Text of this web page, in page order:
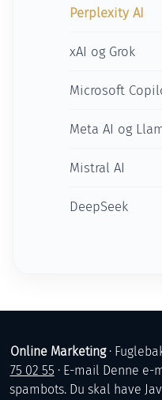
Perplexity AI
xAI og Grok
Microsoft
Meta AI og
Mistral AI
DeepSeek
Online Marketing·
75 02 55 · E-mail Denne e-
spambots. Du skal have